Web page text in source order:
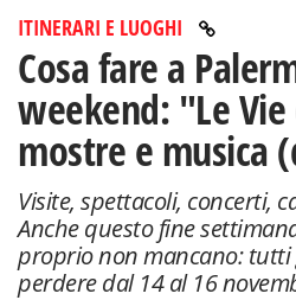
ITINERARI E LUOGHI
Cosa fare a
weekend: "Le
mostre e musica
Visite, spettacoli, concerti,
Anche questo fine
proprio non mancano: tutti
perdere dal 14 al 16